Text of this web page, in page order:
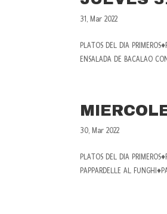
31, Mar 2022
PLATOS DEL DIA
ENSALADA DE BACALAO
30, Mar 2022
PLATOS DEL DIA
PAPPARDELLE AL